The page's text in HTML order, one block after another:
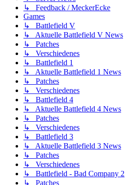
↳ Feedback / MeckerEcke
Games
↳ Battlefield V
↳ Aktuelle Battlefield V News
↳ Patches
↳ Verschiedenes
↳ Battlefield 1
↳ Aktuelle Battlefield 1 News
↳ Patches
↳ Verschiedenes
↳ Battlefield 4
↳ Aktuelle Battlefield 4 News
↳ Patches
↳ Verschiedenes
↳ Battlefield 3
↳ Aktuelle Battlefield 3 News
↳ Patches
↳ Verschiedenes
↳ Battlefield - Bad Company 2
↳ Patches